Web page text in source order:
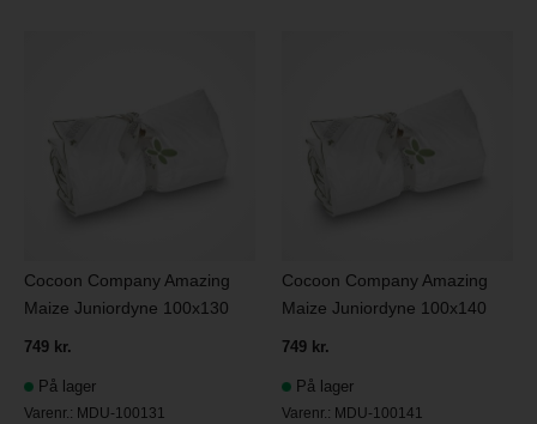
Cocoon Company Amazing
Maize Juniordyne 100x130
749 kr.
På lager
Varenr.: MDU-100131
Cocoon Company Amazing
Maize Juniordyne 100x140
749 kr.
På lager
Varenr.: MDU-100141